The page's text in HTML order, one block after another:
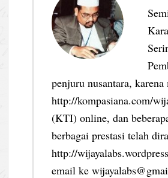
penjuru nusantara,
http://kompasiana.com/
(KTI) online, dan
berbagai prestasi telah
http://
email ke